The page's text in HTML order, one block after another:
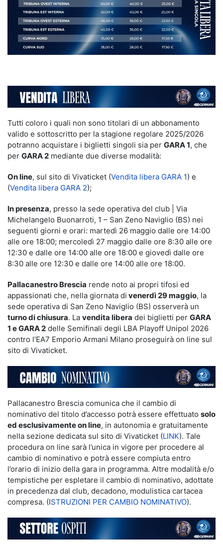
Tutti coloro i quali non sono titolari di un abbonamento
valido e sottoscritto per la stagione regolare 2025/2026
potranno acquistare i biglietti singoli sia per GARA 1, che
per GARA 2 mediante due diverse modalità:
On line, sul sito di Vivaticket (Vendita libera GARA 1) e
(Vendita libera GARA 2);
In presenza, presso la sede operativa del club | Via
Michelangelo Buonarroti, 1 – San Zeno Naviglio (BS) nei
seguenti giorni e orari: martedì 26 maggio dalle ore 14:00
alle ore 18:00; mercoledì 27 maggio dalle ore 8:30 alle ore
12:30 e dalle ore 14:00 alle ore 18:00 e giovedì dalle ore
8:30 alle ore 12:30 e dalle ore 14:00 alle ore 18:00.
Pallacanestro Brescia rende noto ai propri tifosi ed
appassionati che, nella giornata di venerdì 29 maggio, la
sede operativa di San Zeno Naviglio (BS) osserverà un
turno di chiusura. La vendita libera dei biglietti per GARA
1 e GARA 2 delle Semifinali degli LBA Playoff Unipol 2026
contro l’EA7 Emporio Armani Milano proseguirà on line sul
sito di Vivaticket.
Pallacanestro Brescia comunica che il cambio di
nominativo del titolo d’accesso potrà essere effettuato solo
ed esclusivamente on line, in autonomia e gratuitamente
nella sezione dedicata sul sito di Vivaticket (LINK). Tale
procedura on line sarà l’unica in vigore per procedere al
cambio di nominativo e potrà essere compiuta entro
l’orario di inizio della gara in programma. Altre modalità e/o
tempistiche per espletare il cambio di nominativo, adottate
in precedenza dal club, decadono, modulistica cartacea
compresa. (ISTRUZIONI PER CAMBIO NOMINATIVO).